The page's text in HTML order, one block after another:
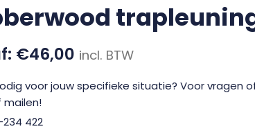
€46,00 incl. BTW
voor jouw specifieke situatie? Voor vragen
mailen!
422